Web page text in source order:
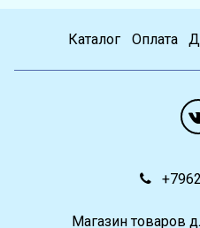
Каталог Оплата
Магазин товаров